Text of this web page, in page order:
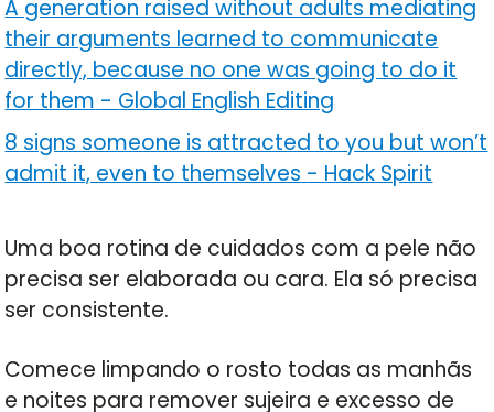
A generation raised without adults mediating
their arguments learned to communicate
directly, because no one was going to do it
for them-Global English Editing
8 signs someone is attracted to you but won’t
admit it, even to themselves - Hack Spirit
Uma boa rotina de cuidados com a pele não
precisa ser elaborada ou cara. Ela só precisa
ser consistente.
Comece limpando o rosto todas as manhãs
e noites para remover sujeira e excesso de